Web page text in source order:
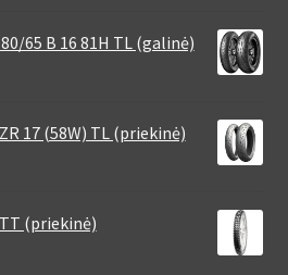
65 B 16 81H TL (galinė)
17 (58W) TL (priekinė)
TT (priekinė)